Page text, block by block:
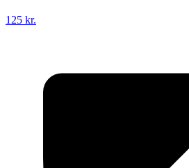
125 kr.